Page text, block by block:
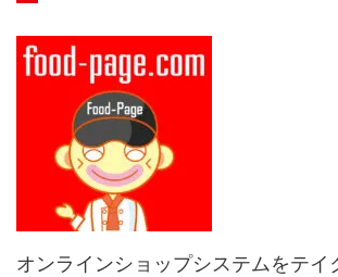
オンラインショップシステムをテイ